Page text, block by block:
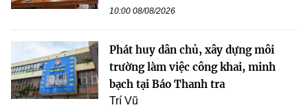
10:00 08/08/2026
Phát huy dân chủ, xây dựng môi
trường làm việc công khai, minh
bạch tại Báo Thanh tra
Trí Vũ